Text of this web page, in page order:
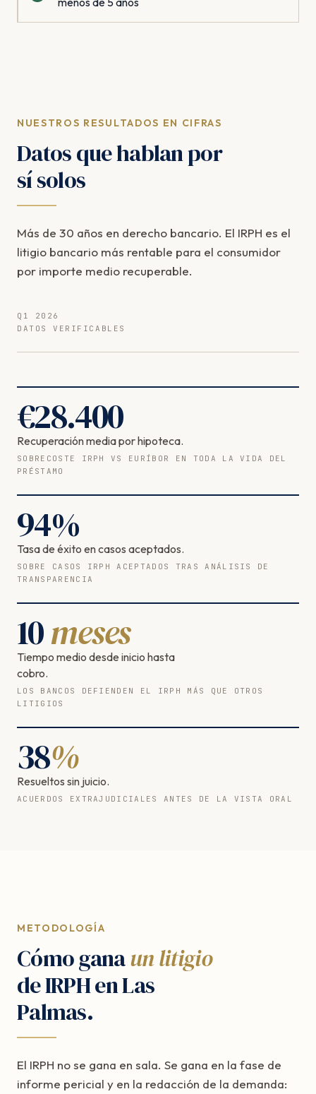
NUESTROS RESULTADOS EN CIFRAS
Datos que hablan por
sí solos
Más de 30 años en derecho bancario. El IRPH es el
litigio bancario más rentable para el consumidor
por importe medio recuperable.
Q1 2026
DATOS VERIFICABLES
€28.400
Recuperación media por hipoteca.
SOBRECOSTE IRPH VS EURÍBOR EN TODA LA VIDA DEL
PRÉSTAMO
94%
Tasa de éxito en casos aceptados.
SOBRE CASOS IRPH ACEPTADOS TRAS ANÁLISIS DE
TRANSPARENCIA
10meses
Tiempo medio desde inicio hasta
cobro.
LOS BANCOS DEFIENDEN EL IRPH MÁS QUE OTROS
LITIGIOS
38%
Resueltos sin juicio.
ACUERDOS EXTRAJUDICIALES ANTES DE LA VISTA ORAL
METODOLOGÍA
Cómo ganaun litigio
de IRPH en Las
Palmas.
El IRPH no se gana en sala. Se gana en la fase de
informe pericial y en la redacción de la demanda: